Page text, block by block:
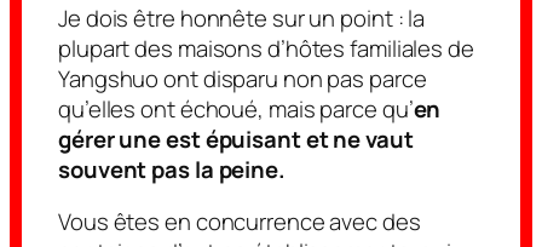
Je dois être honnête sur un point : la
plupart des maisons d’hôtes familiales de
Yangshuo ont disparu non pas parce
qu’elles ont échoué, mais parce qu’en
gérer une est épuisant et ne vaut
souvent pas la peine.
Vous êtes en concurrence avec des